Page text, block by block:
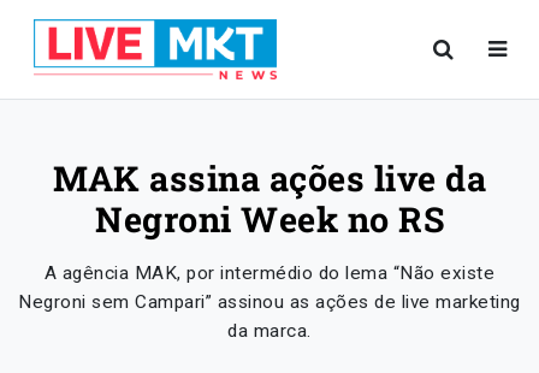
MAK assina ações live da
Negroni Week no RS
A agência MAK, por intermédio do lema “Não existe
Negroni sem Campari” assinou as ações de live marketing
da marca.